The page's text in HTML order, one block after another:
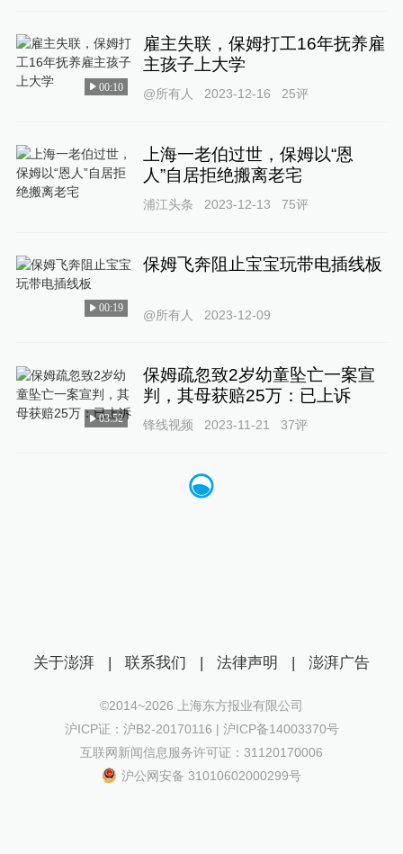
00:10
雇主失联，保姆打工16年抚养雇
主孩子上大学
@所有人 2023-12-16 25评
上海一老伯过世，保姆以“恩
人”自居拒绝搬离老宅
浦江头条 2023-12-13 75评
00:19
保姆飞奔阻止宝宝玩带电插线板
@所有人 2023-12-09
03:52
保姆疏忽致2岁幼童坠亡一案宣
判，其母获赔25万：已上诉
锋线视频 2023-11-21 37评
关于澎湃 | 联系我们 | 法律声明 | 澎湃广告
©2014~2026 上海东方报业有限公司
沪ICP证：沪B2-20170116 | 沪ICP备14003370号
互联网新闻信息服务许可证：31120170006
沪公网安备 31010602000299号